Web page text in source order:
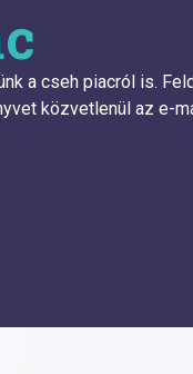
a cseh piacról is.
közvetlenül az e-